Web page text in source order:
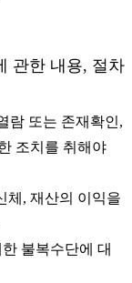
관한 내용, 절차
람 또는 존재확인,
조치를 취해야
체, 재산의 이익을
불복수단에 대